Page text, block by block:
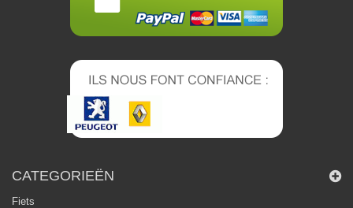
CATEGORIEËN
Fiets